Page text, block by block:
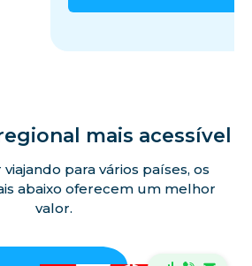
mais acessível
para vários países, os
abaixo oferecem um melhor
valor.